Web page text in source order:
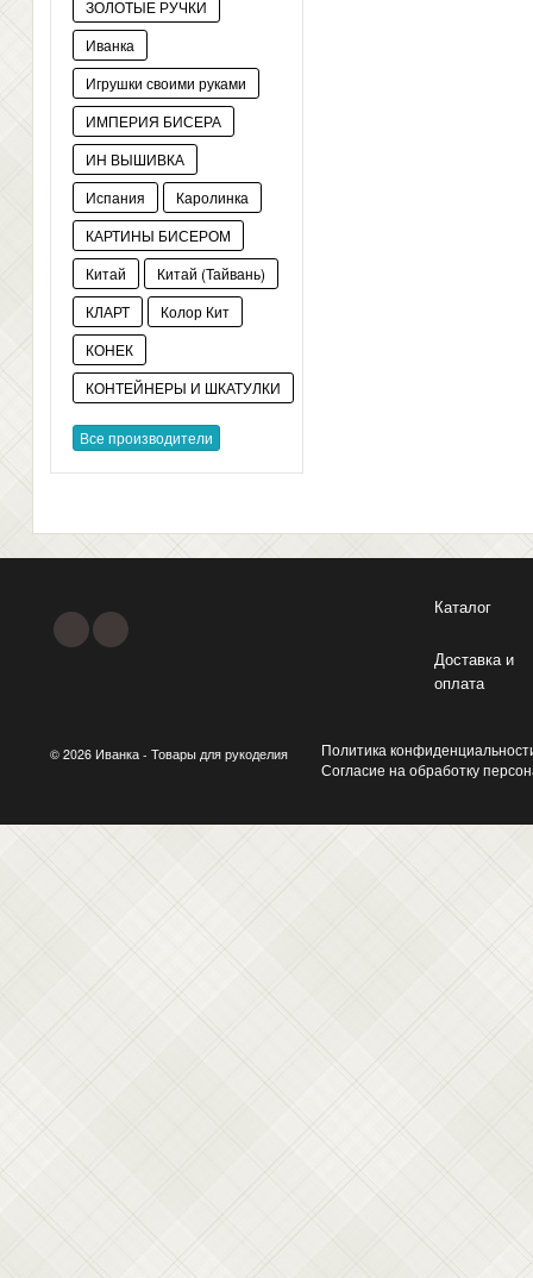
ЗОЛОТЫЕ РУЧКИ
Иванка
Игрушки своими руками
ИМПЕРИЯ БИСЕРА
ИН ВЫШИВКА
Испания
Каролинка
КАРТИНЫ БИСЕРОМ
Китай
Китай (Тайвань)
КЛАРТ
Колор Кит
КОНЕК
КОНТЕЙНЕРЫ И ШКАТУЛКИ
Все производители
Каталог
Доставка и
оплата
© 2026 Иванка - Товары для рукоделия
Политика
Согласие на обработку